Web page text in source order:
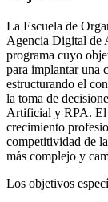
La Escuela de
Agencia Digital de
programa cuyo
para implantar una
estructurando el
la toma de
Artificial y RPA. El
crecimiento
competitividad de
más complejo y
Los objetivos